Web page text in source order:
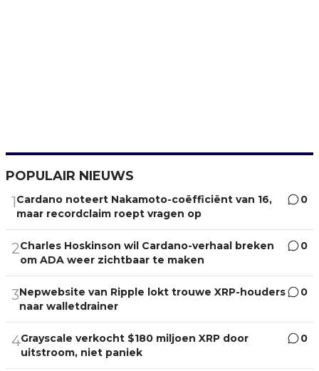
POPULAIR NIEUWS
1 Cardano noteert Nakamoto-coëfficiënt van 16,
maar recordclaim roept vragen op
0
2Charles Hoskinson wil Cardano-verhaal breken
om ADA weer zichtbaar te maken
0
3Nepwebsite van Ripple lokt trouwe XRP-houders
naar walletdrainer
0
4Grayscale verkocht $180 miljoen XRP door
uitstroom, niet paniek
0